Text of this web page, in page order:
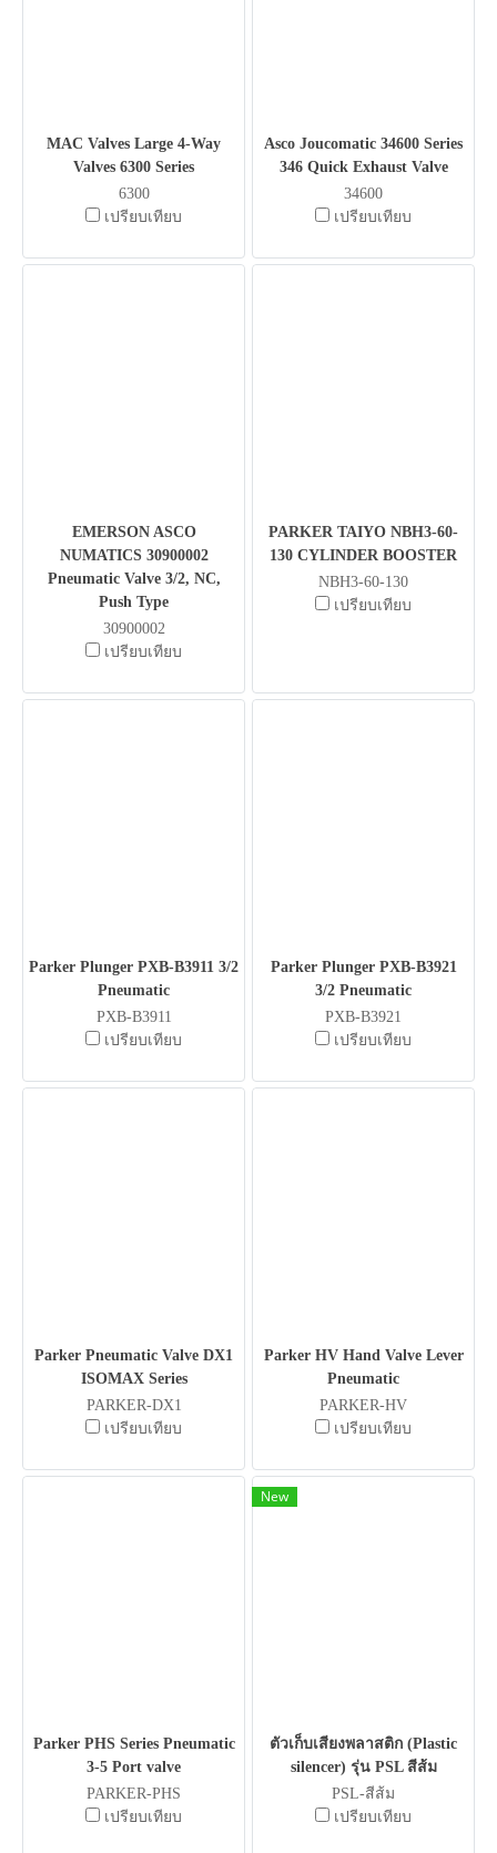
MAC Valves Large 4-Way
Valves 6300 Series
6300
เปรียบเทียบ
Asco Joucomatic 34600 Series
346 Quick Exhaust Valve
34600
เปรียบเทียบ
EMERSON ASCO
NUMATICS 30900002
Pneumatic Valve 3/2, NC,
Push Type
30900002
เปรียบเทียบ
PARKER TAIYO NBH3-60-
130 CYLINDER BOOSTER
NBH3-60-130
เปรียบเทียบ
Parker Plunger PXB-B3911 3/2
Pneumatic
PXB-B3911
เปรียบเทียบ
Parker Plunger PXB-B3921
3/2 Pneumatic
PXB-B3921
เปรียบเทียบ
Parker Pneumatic Valve DX1
ISOMAX Series
PARKER-DX1
เปรียบเทียบ
Parker HV Hand Valve Lever
Pneumatic
PARKER-HV
เปรียบเทียบ
Parker PHS Series Pneumatic
3-5 Port valve
PARKER-PHS
เปรียบเทียบ
New
ตัวเก็บเสียงพลาสติก (Plastic
silencer) รุ่น PSL สีส้ม
PSL-สีส้ม
เปรียบเทียบ